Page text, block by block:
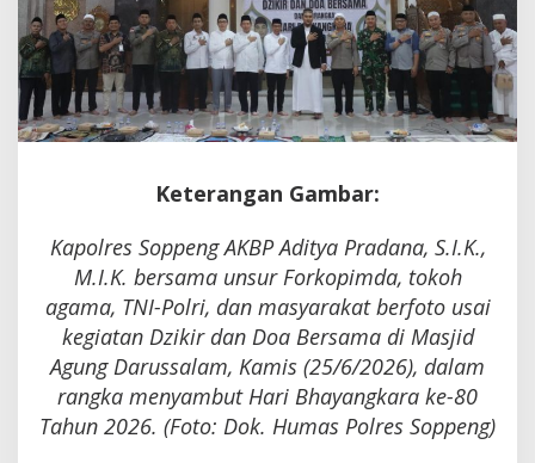
Keterangan Gambar:
Kapolres Soppeng AKBP Aditya Pradana, S.I.K.,
M.I.K. bersama unsur Forkopimda, tokoh
agama, TNI-Polri, dan masyarakat berfoto usai
kegiatan Dzikir dan Doa Bersama di Masjid
Agung Darussalam, Kamis (25/6/2026), dalam
rangka menyambut Hari Bhayangkara ke-80
Tahun 2026. (Foto: Dok. Humas Polres Soppeng)